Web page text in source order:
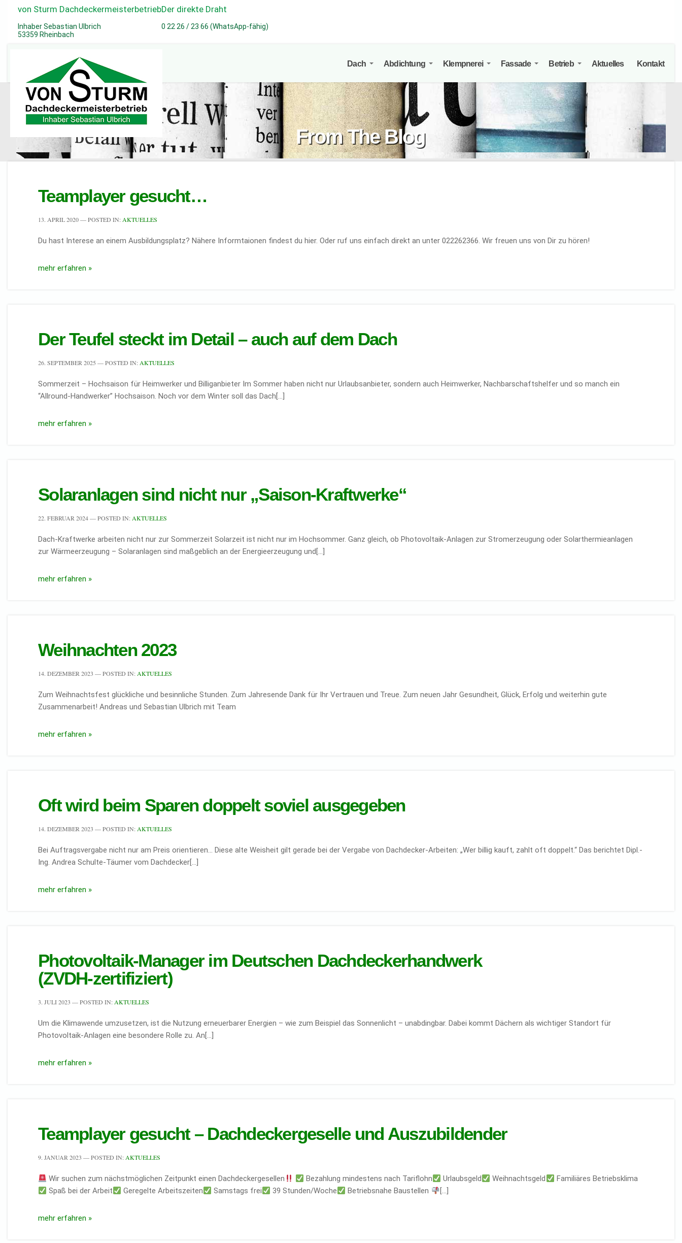
von Sturm Dachdeckermeisterbetrieb
Inhaber Sebastian Ulbrich
53359 Rheinbach
Der direkte Draht
0 22 26 / 23 66 (WhatsApp-fähig)
Dach Abdichtung Klempnerei Fassade Betrieb Aktuelles Kontakt
From The Blog
Teamplayer gesucht…
13. APRIL 2020— POSTED IN: AKTUELLES
Du hast Interese an einem Ausbildungsplatz? Nähere Informtaionen findest du hier. Oder ruf uns einfach direkt an unter 022262366. Wir freuen uns von Dir zu hören!
mehr erfahren »
Der Teufel steckt im Detail – auch auf dem Dach
26. SEPTEMBER 2025 — POSTED IN: AKTUELLES
Sommerzeit – Hochsaison für Heimwerker und Billiganbieter Im Sommer haben nicht nur Urlaubsanbieter, sondern auch Heimwerker, Nachbarschaftshelfer und so manch ein
“Allround-Handwerker” Hochsaison. Noch vor dem Winter soll das Dach[…]
mehr erfahren »
Solaranlagen sind nicht nur „Saison-Kraftwerke“
22. FEBRUAR 2024— POSTED IN: AKTUELLES
Dach-Kraftwerke arbeiten nicht nur zur Sommerzeit Solarzeit ist nicht nur im Hochsommer. Ganz gleich, ob Photovoltaik-Anlagen zur Stromerzeugung oder Solarthermieanlagen
zur Wärmeerzeugung – Solaranlagen sind maßgeblich an der Energieerzeugung und[…]
mehr erfahren »
Weihnachten 2023
14. DEZEMBER 2023 — POSTED IN: AKTUELLES
Zum Weihnachtsfest glückliche und besinnliche Stunden. Zum Jahresende Dank für Ihr Vertrauen und Treue. Zum neuen Jahr Gesundheit, Glück, Erfolg und weiterhin gute
Zusammenarbeit! Andreas und Sebastian Ulbrich mit Team
mehr erfahren »
Oft wird beim Sparen doppelt soviel ausgegeben
14. DEZEMBER 2023 — POSTED IN: AKTUELLES
Bei Auftragsvergabe nicht nur am Preis orientieren… Diese alte Weisheit gilt gerade bei der Vergabe von Dachdecker-Arbeiten: „Wer billig kauft, zahlt oft doppelt.“ Das berichtet Dipl.-
Ing. Andrea Schulte-Täumer vom Dachdecker[…]
mehr erfahren »
Photovoltaik-Manager im Deutschen Dachdeckerhandwerk
(ZVDH-zertifiziert)
3. JULI 2023 — POSTED IN: AKTUELLES
Um die Klimawende umzusetzen, ist die Nutzung erneuerbarer Energien – wie zum Beispiel das Sonnenlicht – unabdingbar. Dabei kommt Dächern als wichtiger Standort für
Photovoltaik-Anlagen eine besondere Rolle zu. An[…]
mehr erfahren »
Teamplayer gesucht – Dachdeckergeselle und Auszubildender
9. JANUAR 2023 — POSTED IN: AKTUELLES
Wir suchen zum nächstmöglichen Zeitpunkt einen Dachdeckergesellen Bezahlung mindestens nach Tariflohn Urlaubsgeld Weihnachtsgeld
Familiäres Betriebsklima
Spaß bei der Arbeit
Geregelte Arbeitszeiten Samstags frei 39 Stunden/Woche Betriebsnahe Baustellen […]
mehr erfahren »